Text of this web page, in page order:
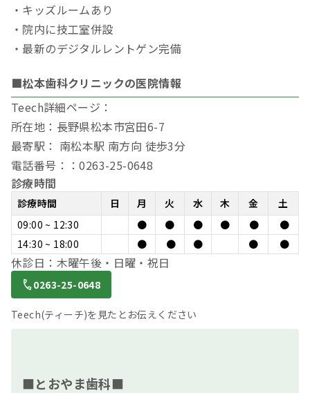
・キッズルームあり
・院内に技工室併設
・最新のデジタルレントゲン完備
■松本歯科クリニックの医院情報
Teech詳細ページ：
所在地：長野県松本市宮田6-7
最寄駅： 南松本駅 南方向 徒歩3分
電話番号：：0263-25-0648
診療時間
診療時間 日 月 火 水 木 金
土
09:00 ~ 12:30
● ● ● ● ●
●
14:30 ~ 18:00
● ● ● ● ●
休診日：木曜午後・日曜・祝日
0263-25-0648
Teech(ティーチ)を見たとお伝えください
■とおやま歯科■